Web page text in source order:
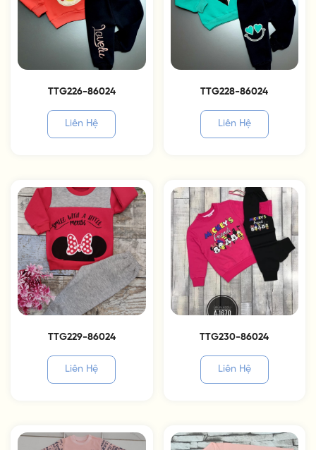
TTG226-86024
Liên Hệ
TTG228-86024
Liên Hệ
TTG229-86024
Liên Hệ
TTG230-86024
Liên Hệ